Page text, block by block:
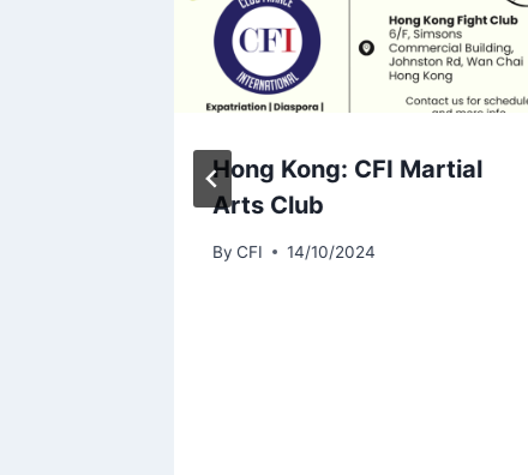
Hong Kong: CFI Martial
Arts Club
By CFI 14/10/2024